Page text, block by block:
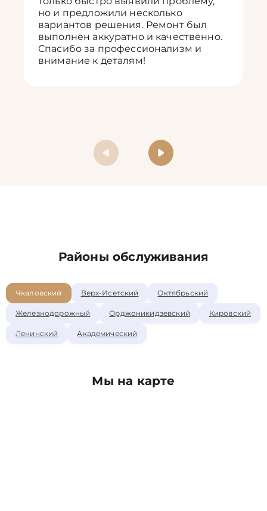
но и предложили несколько
вариантов решения. Ремонт был
выполнен аккуратно и качественно.
Спасибо за профессионализм и
внимание к деталям!
Районы обслуживания
Чкаловский Верх-Исетский Октябрьский
Железнодорожный Орджоникидзевский Кировский
Ленинский Академический
Мы на карте